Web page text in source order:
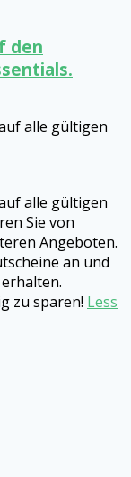
den
alle gültigen
alle gültigen
Sie von
Angeboten.
an und
zu sparen! Less